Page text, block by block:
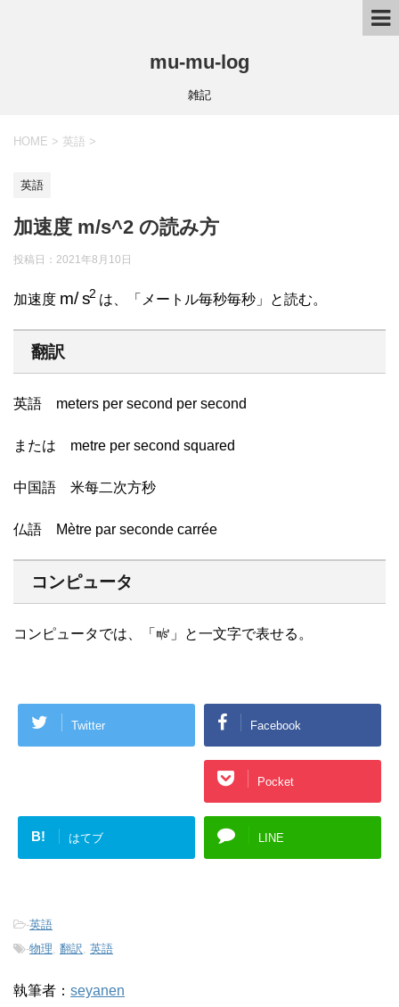
mu-mu-log
雑記
HOME > 英語 >
英語
加速度 m/s^2 の読み方
投稿日： 2021年8月10日
加速度
/s 2
は、「メートル毎秒毎秒」と読む。
翻訳
英語 meters per second per second
または metre per second squared
中国語 米每二次方秒
仏語 Mètre par seconde carrée
コンピュータ
コンピュータでは、「㎨」と一文字で表せる。
Twitter Facebook
Pocket
B! はてブ LINE
-英語
-物理, 翻訳, 英語
執筆者： seyanen